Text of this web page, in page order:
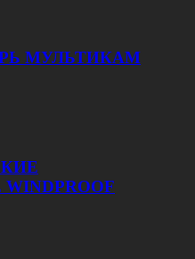
МУЛЬТИКАМ